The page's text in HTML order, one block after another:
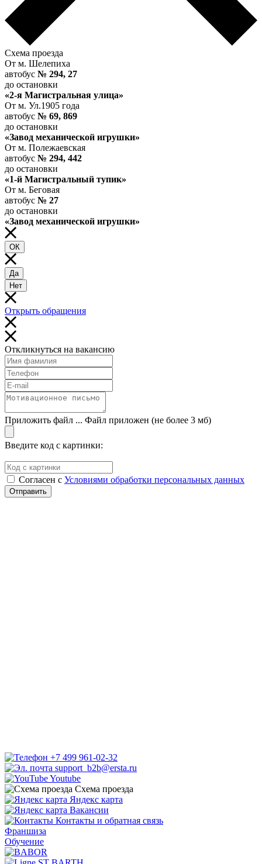
Схема проезда
От м. Шелепиха
автобус № 294, 27
до остановки
«2-я Магистральная улица»
От м. Ул.1905 года
автобус № 69, 869
до остановки
«Завод механической игрушки»
От м. Полежаевская
автобус № 294, 442
до остановки
«1-й Магистральный тупик»
От м. Беговая
автобус № 27
до остановки
«Завод механической игрушки»
ОК
Да
Нет
Открыть обращения
Откликнуться на вакансию
Приложить файл ... Файл приложен (не более 3 мб)
Введите код с картинки:
Cогласен с Условиями обработки персональных данных
Отправить
+7 499 961-02-32
support_b2b@ersta.ru
Youtube
Схема проезда
Яндекс карта
Вакансии
Контакты и обратная связь
Франшиза
Обучение